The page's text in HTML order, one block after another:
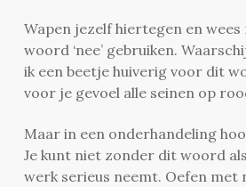
Wapen jezelf hiertegen en
woord ‘nee’ gebruiken.
ik een beetje huiverig voor dit
voor je gevoel alle seinen op
Maar in een onderhandeling
Je kunt niet zonder dit woord
werk serieus neemt. Oefen met